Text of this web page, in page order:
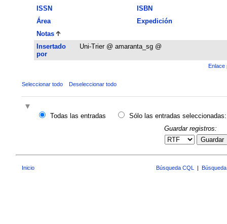
ISSN
ISBN
Área
Expedición
Notas
Insertado
por
Uni-Trier @ amaranta_sg @
Enlace
Seleccionar todo Deseleccionar todo
Todas las entradas
Sólo las entradas seleccionadas:
Guardar registros:
Guardar
Inicio Búsqueda CQL